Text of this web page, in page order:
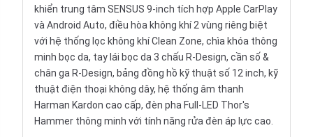
khiển trung tâm SENSUS 9-inch tích hợp Apple CarPlay
và Android Auto, điều hòa không khí 2 vùng riêng biệt
với hệ thống lọc không khí Clean Zone, chìa khóa thông
minh bọc da, tay lái bọc da 3 chấu R-Design, cần số &
chân ga R-Design, bảng đồng hồ kỹ thuật số 12 inch, kỹ
thuật điện thoại không dây, hệ thống âm thanh
Harman Kardon cao cấp, đèn pha Full-LED Thor's
Hammer thông minh với tính năng rửa đèn áp lực cao.